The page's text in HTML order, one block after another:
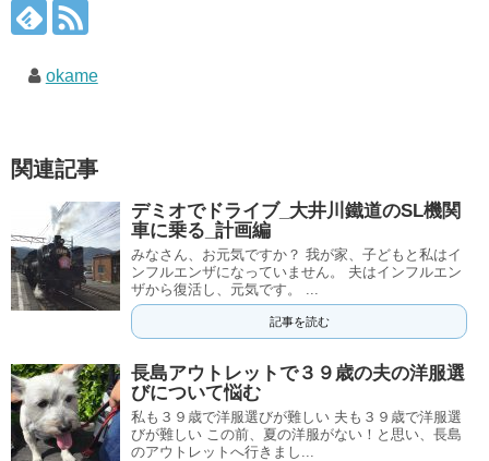
okame
関連記事
デミオでドライブ_大井川鐵道のSL機関
車に乗る_計画編
みなさん、お元気ですか？ 我が家、子どもと私はイ
ンフルエンザになっていません。 夫はインフルエン
ザから復活し、元気です。 ...
記事を読む
長島アウトレットで３９歳の夫の洋服選
びについて悩む
私も３９歳で洋服選びが難しい 夫も３９歳で洋服選
びが難しい この前、夏の洋服がない！と思い、長島
のアウトレットへ行きまし...